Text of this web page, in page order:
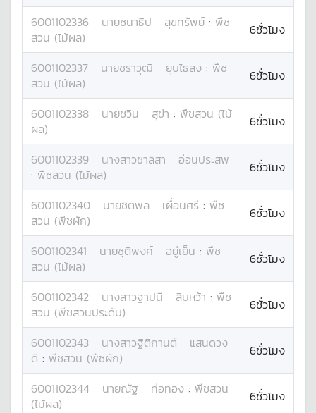
6001102336 นายชนาธิป สุขทรัพย์ : พืช
สวน (ไม้ผล)
6ชั่วโมง
6001102337 นายชราวุฒิ ยุบไธสง : พืช
สวน (ไม้ผล)
6ชั่วโมง
6001102338 นายชวิน สุข่า : พืชสวน (ไม้
ผล)
6ชั่วโมง
6001102339 นางสาวชาลิสา
อ่อนประสพ
: พืชสวน (ไม้ผล) 6ชั่วโมง
6001102340 นายชิตพล เผื่อนศรี : พืช
สวน (พืชผัก)
6ชั่วโมง
6001102341 นายชุติพงศ์ อยู่เย็น : พืช
สวน (ไม้ผล)
6ชั่วโมง
6001102342 นางสาวฐาปนี สิบหว้า : พืช
สวน (พืชสวนประดับ)
6ชั่วโมง
6001102343 นางสาวฐิติกานต์
แสนดวง
ดี : พืชสวน (พืชผัก) 6ชั่วโมง
6001102344 นายณัฐ ท่อทอง : พืชสวน
(ไม้ผล)
6ชั่วโมง